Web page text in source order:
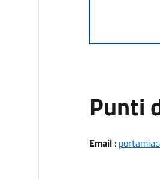
Punti
Email: